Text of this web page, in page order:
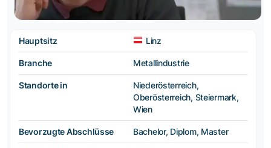
Hauptsitz Linz
Branche Metallindustrie
Standorte in
Niederösterreich,
Oberösterreich, Steiermark,
Wien
Bevorzugte Abschlüsse Bachelor, Diplom, Master